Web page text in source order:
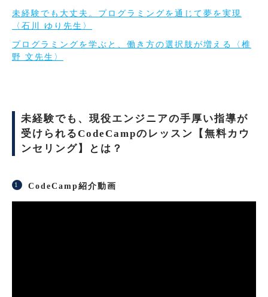
未経験でも大丈夫。プログラミングを通じて夢を実現
〈石川 ゆり先生〉
プログラミングを学ぶと、働き方の選択肢が増える〈椎
野 文先生〉
未経験でも、現役エンジニアの手厚い指導が
受けられるCodeCampのレッスン【無料カウ
ンセリング】とは？
CodeCamp紹介動画